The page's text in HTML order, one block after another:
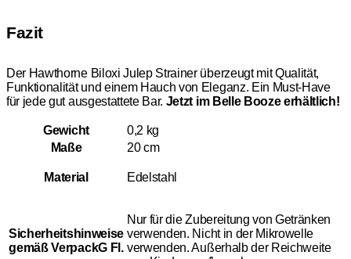
Fazit
Der Hawthorne Biloxi Julep Strainer überzeugt mit Qualität,
Funktionalität und einem Hauch von Eleganz. Ein Must-Have
für jede gut ausgestattete Bar. Jetzt im Belle Booze erhältlich!
Gewicht
0,2 kg
Maße
20 cm
Material Edelstahl
Sicherheitshinweise
gemäß VerpackG Fl.
Nur für die Zubereitung von Getränken
verwenden. Nicht in der Mikrowelle
verwenden. Außerhalb der Reichweite